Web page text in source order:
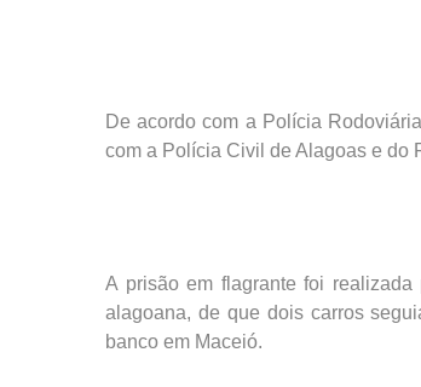
De acordo com a Polícia
com a Polícia Civil de Alagoas e do
A prisão em flagrante foi
alagoana, de que dois carros
banco em Maceió.